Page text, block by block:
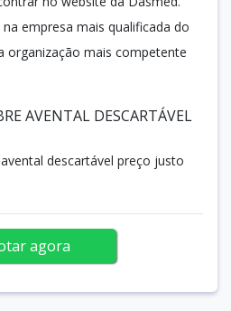
empresa mais qualificada do
organização mais competente
AVENTAL DESCARTÁVEL
descartável preço justo
agora